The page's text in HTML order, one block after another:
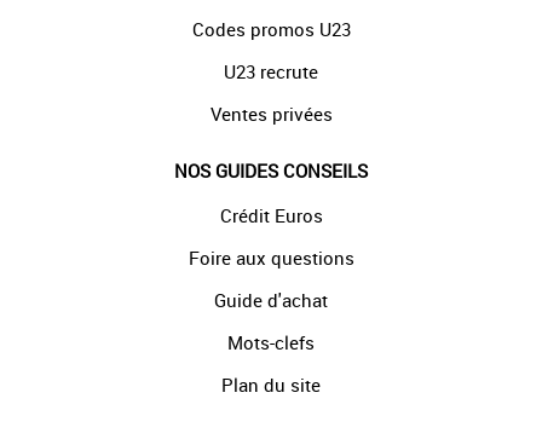
Codes promos U23
U23 recrute
Ventes privées
NOS GUIDES CONSEILS
Crédit Euros
Foire aux questions
Guide d'achat
Mots-clefs
Plan du site